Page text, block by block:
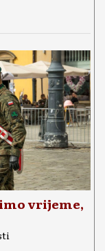
vrijeme,